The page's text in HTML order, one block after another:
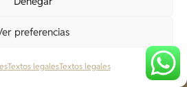
preferencias
Textos legalesTextos legales